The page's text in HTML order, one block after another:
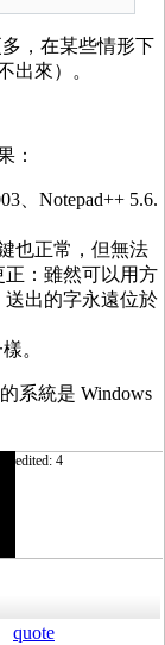
，在某些情形下
出來）。
：
、Notepad++ 5.6.
也正常，但無法
：雖然可以用方
出的字永遠位於
。
系統是 Windows
edited: 4
quote